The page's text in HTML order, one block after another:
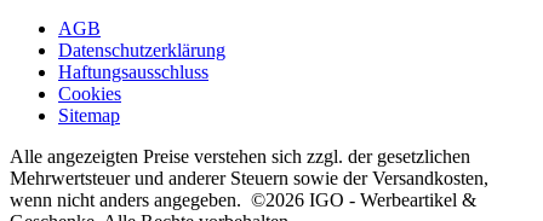
AGB
Datenschutzerklärung
Haftungsausschluss
Cookies
Sitemap
Alle angezeigten Preise verstehen sich zzgl. der gesetzlichen
Mehrwertsteuer und anderer Steuern sowie der Versandkosten,
wenn nicht anders angegeben. ©2026 IGO - Werbeartikel &